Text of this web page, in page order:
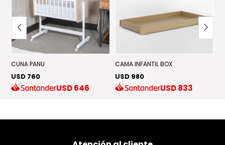
CUNA PANU
USD 760
USD646
CAMA INFANTIL BOX
USD 980
USD833